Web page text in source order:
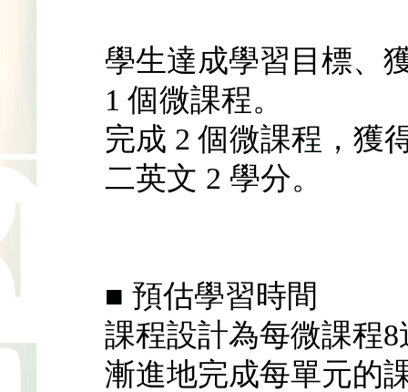
學生達成學習目標、
1 個微課程。
完成 2 個微課程，獲
二英文 2 學分。
■ 預估學習時間
課程設計為每微課程
漸進地完成每單元的